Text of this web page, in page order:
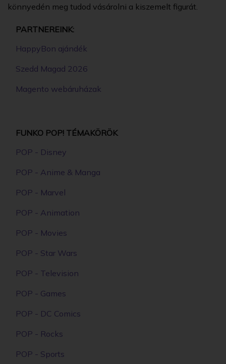
könnyedén meg tudod vásárolni a kiszemelt figurát.
PARTNEREINK:
HappyBon ajándék
Szedd Magad 2026
Magento webáruházak
FUNKO POP! TÉMAKÖRÖK
POP - Disney
POP - Anime & Manga
POP - Marvel
POP - Animation
POP - Movies
POP - Star Wars
POP - Television
POP - Games
POP - DC Comics
POP - Rocks
POP - Sports